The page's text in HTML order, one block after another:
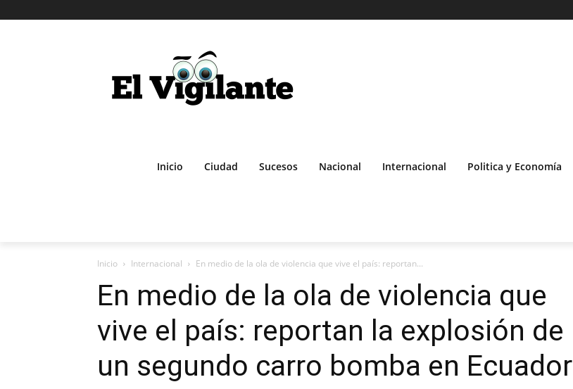
Inicio Ciudad Sucesos Nacional Internacional Politica y Economía
Inicio Internacional En medio de la ola de violencia que vive el país: reportan...
En medio de la ola de violencia que
vive el país: reportan la explosión de
un segundo carro bomba en Ecuador